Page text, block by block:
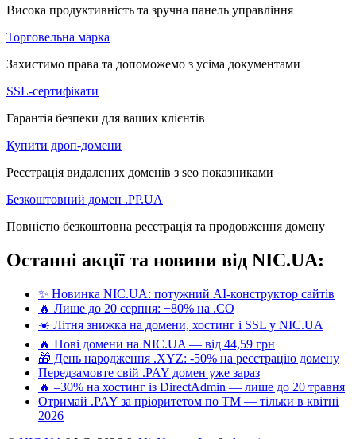
Висока продуктивність та зручна панель управління
Торговельна марка
Захистимо права та допоможемо з усіма документами
SSL-сертифікати
Гарантія безпеки для ваших клієнтів
Купити дроп-домени
Реєстрація видалених доменів з seo показниками
Безкоштовний домен .PP.UA
Повністю безкоштовна реєстрація та продовження домену
Останні акції та новини від NIC.UA:
✨ Новинка NIC.UA: потужний AI-конструктор сайтів
🔥 Лише до 20 серпня: −80% на .CO
☀️ Літня знижка на домени, хостинг і SSL у NIC.UA
🔥 Нові домени на NIC.UA — від 44,59 грн
🎁 День народження .XYZ: -50% на реєстрацію домену
Передзамовте свій .PAY домен уже зараз
🔥 –30% на хостинг із DirectAdmin — лише до 20 травня
Отримай .PAY за пріоритетом по ТМ — тільки в квітні
2026